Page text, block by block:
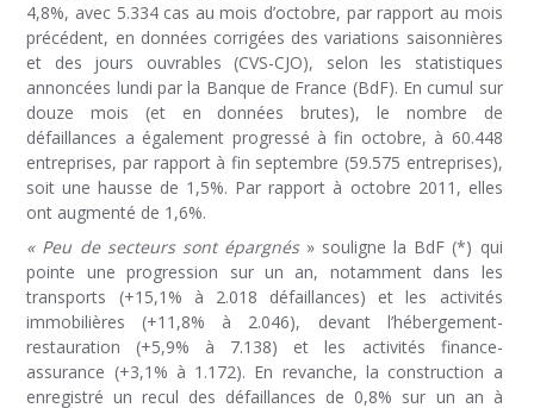
4,8%, avec 5.334 cas au mois d’octobre, par rapport au mois
précédent, en données corrigées des variations saisonnières
et des jours ouvrables (CVS-CJO), selon les statistiques
annoncées lundi par la Banque de France (BdF). En cumul sur
douze mois (et en données brutes), le nombre de
défaillances a également progressé à fin octobre, à 60.448
entreprises, par rapport à fin septembre (59.575 entreprises),
soit une hausse de 1,5%. Par rapport à octobre 2011, elles
ont augmenté de 1,6%.
« Peu de secteurs sont épargnés » souligne la BdF (*) qui
pointe une progression sur un an, notamment dans les
transports (+15,1% à 2.018 défaillances) et les activités
immobilières (+11,8% à 2.046), devant l’hébergement-
restauration (+5,9% à 7.138) et les activités finance-
assurance (+3,1% à 1.172). En revanche, la construction a
enregistré un recul des défaillances de 0,8% sur un an à